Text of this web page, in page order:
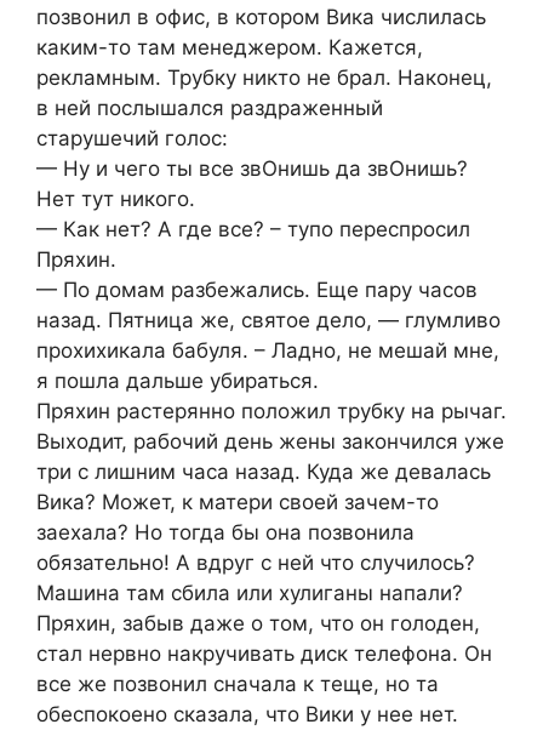
позвонил в офис, в котором Вика числилась
каким-то там менеджером. Кажется,
рекламным. Трубку никто не брал. Наконец,
в ней послышался раздраженный
старушечий голос:
— Ну и чего ты все звОнишь да звОнишь?
Нет тут никого.
— Как нет? А где все? – тупо переспросил
Пряхин.
— По домам разбежались. Еще пару часов
назад. Пятница же, святое дело, — глумливо
прохихикала бабуля. – Ладно, не мешай мне,
я пошла дальше убираться.
Пряхин растерянно положил трубку на рычаг.
Выходит, рабочий день жены закончился уже
три с лишним часа назад. Куда же девалась
Вика? Может, к матери своей зачем-то
заехала? Но тогда бы она позвонила
обязательно! А вдруг с ней что случилось?
Машина там сбила или хулиганы напали?
Пряхин, забыв даже о том, что он голоден,
стал нервно накручивать диск телефона. Он
все же позвонил сначала к теще, но та
обеспокоено сказала, что Вики у нее нет.